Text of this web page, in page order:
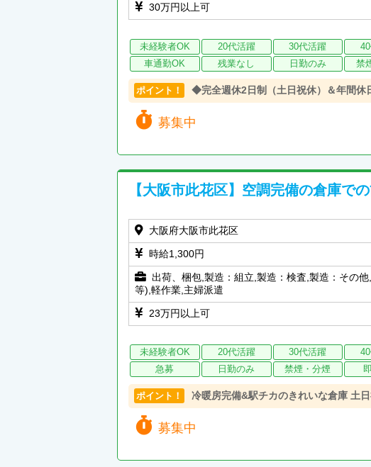
30万円以上可
未経験者OK 20代活躍 30代活躍
車通勤OK
残業なし 日勤のみ 禁
ポイント！ ◆完全週休2日制（土日祝休）＆年間休
募集中
【大阪市此花区】空調完備の倉庫で
大阪府大阪市此花区
時給1,300円
出荷、梱包,製造：組立,製造：検査,製造：その
等),軽作業,主婦派遣
23万円以上可
未経験者OK 20代活躍 30代活躍
急募
日勤のみ 禁煙・分煙
ポイント！ 冷暖房完備&駅チカのきれいな倉庫 土
募集中